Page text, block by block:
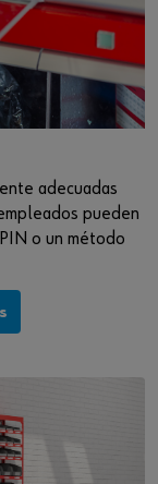
adecuadas
pueden
o un método